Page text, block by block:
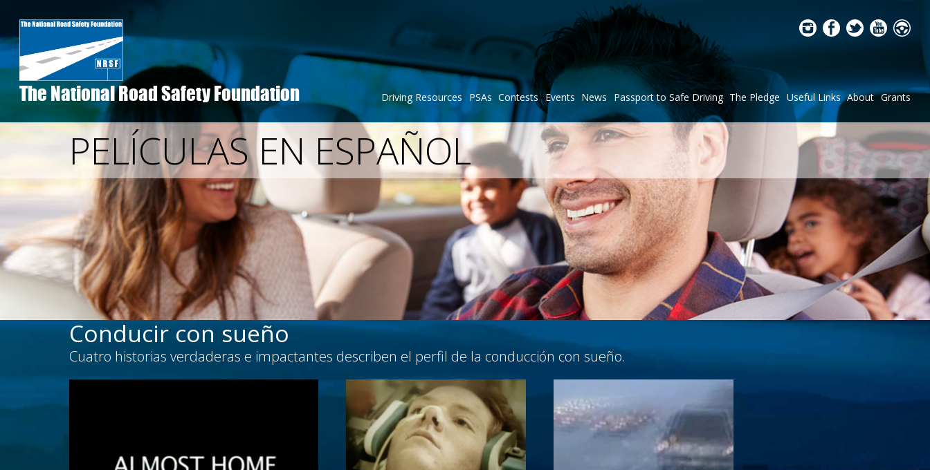
main
content
The National Road Safety Foundation Driving Resources PSAs Contests Events News Passport to Safe Driving The Pledge Useful Links About Grants
PELÍCULAS EN ESPAÑOL
Conducir con sueño
Cuatro historias verdaderas e impactantes describen el perfil de la conducción con sueño.